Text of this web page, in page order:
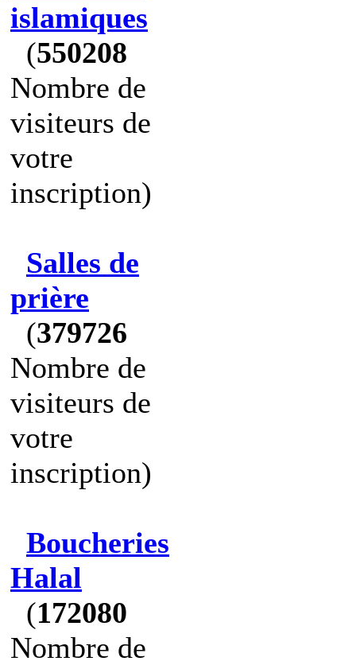
islamiques
(550208
Nombre de
visiteurs de
votre
inscription)
Salles de
prière
(379726
Nombre de
visiteurs de
votre
inscription)
Boucheries
Halal
(172080
Nombre de